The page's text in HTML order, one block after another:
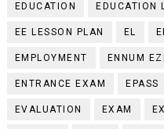
EDUCATION EDUCATION
EE LESSON PLAN EL
EMPLOYMENT ENNUM
ENTRANCE EXAM EPASS
EVALUATION EXAM